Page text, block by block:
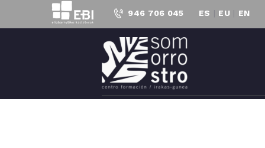
946 706 045 ES | EU | EN